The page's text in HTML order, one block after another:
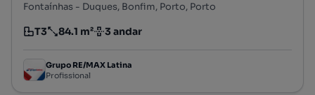
Fontaínhas - Duques, Bonfim, Porto, Porto
Tipologia
T3
Preço por metro quadrado
84.1 m²
Andar 3 andar
Grupo RE/MAX Latina
Profissional